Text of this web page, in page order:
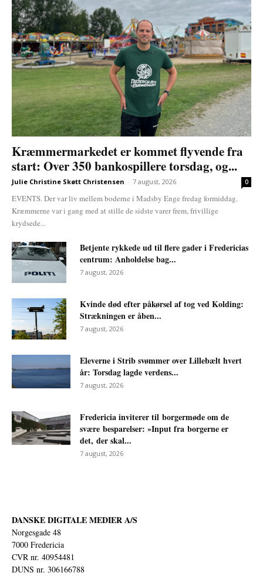
Kræmmermarkedet er kommet flyvende fra
start: Over 350 bankospillere torsdag, og...
Julie Christine Skøtt Christensen - 7 august, 2026 0
EVENTS. Der var liv mellem boderne i Madsby Enge fredag formiddag.
Kræmmerne var i gang med at stille de sidste varer frem, frivillige
krydsede...
Betjente rykkede ud til flere gader i Fredericias
centrum: Anholdelse bag...
7 august, 2026
Kvinde død efter påkørsel af tog ved Kolding:
Strækningen er åben...
7 august, 2026
Eleverne i Strib svømmer over Lillebælt hvert
år: Torsdag lagde verdens...
7 august, 2026
Fredericia inviterer til borgermøde om de
svære besparelser: »Input fra borgerne er
det, der skal...
7 august, 2026
DANSKE DIGITALE MEDIER A/S
Norgesgade 48
7000 Fredericia
CVR nr. 40954481
DUNS nr. 306166788